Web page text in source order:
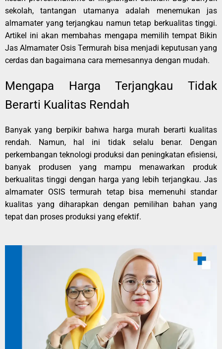
sekolah, tantangan utamanya adalah menemukan jas
almamater yang terjangkau namun tetap berkualitas tinggi.
Artikel ini akan membahas mengapa memilih tempat Bikin
Jas Almamater Osis Termurah bisa menjadi keputusan yang
cerdas dan bagaimana cara memesannya dengan mudah.
Mengapa Harga Terjangkau Tidak
Berarti Kualitas Rendah
Banyak yang berpikir bahwa harga murah berarti kualitas
rendah. Namun, hal ini tidak selalu benar. Dengan
perkembangan teknologi produksi dan peningkatan efisiensi,
banyak produsen yang mampu menawarkan produk
berkualitas tinggi dengan harga yang lebih terjangkau. Jas
almamater OSIS termurah tetap bisa memenuhi standar
kualitas yang diharapkan dengan pemilihan bahan yang
tepat dan proses produksi yang efektif.